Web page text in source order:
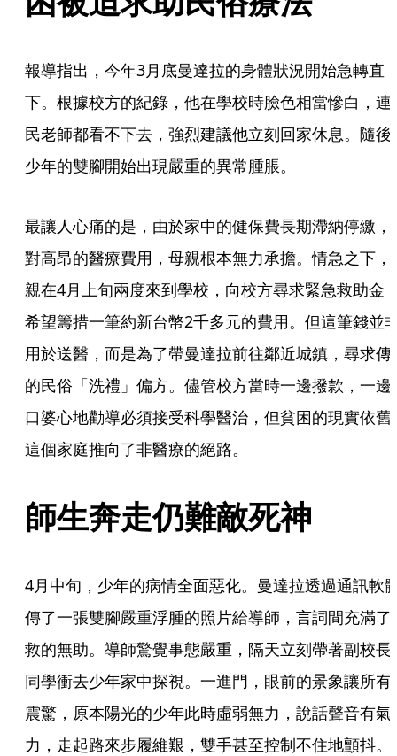
報導指出，今年3月底曼達拉的身體狀況開始急轉直
下。根據校方的紀錄，他在學校時臉色相當慘白，連
民老師都看不下去，強烈建議他立刻回家休息。隨後
少年的雙腳開始出現嚴重的異常腫脹。
最讓人心痛的是，由於家中的健保費長期滯納停繳，
對高昂的醫療費用，母親根本無力承擔。情急之下，
親在4月上旬兩度來到學校，向校方尋求緊急救助金
希望籌措一筆約新台幣2千多元的費用。但這筆錢並
用於送醫，而是為了帶曼達拉前往鄰近城鎮，尋求傳
的民俗「洗禮」偏方。儘管校方當時一邊撥款，一邊
口婆心地勸導必須接受科學醫治，但貧困的現實依舊
這個家庭推向了非醫療的絕路。
師生奔走仍難敵死神
4月中旬，少年的病情全面惡化。曼達拉透過通訊軟
傳了一張雙腳嚴重浮腫的照片給導師，言詞間充滿了
救的無助。導師驚覺事態嚴重，隔天立刻帶著副校長
同學衝去少年家中探視。一進門，眼前的景象讓所有
震驚，原本陽光的少年此時虛弱無力，說話聲音有氣
力，走起路來步履維艱，雙手甚至控制不住地顫抖。